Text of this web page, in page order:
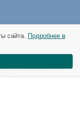
из ватных
сайта. Подробнее в